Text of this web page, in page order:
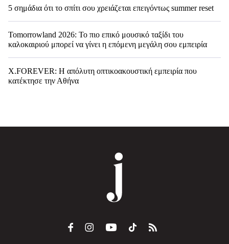
5 σημάδια ότι το σπίτι σου χρειάζεται επειγόντως summer reset
Tomorrowland 2026: Το πιο επικό μουσικό ταξίδι του
καλοκαιριού μπορεί να γίνει η επόμενη μεγάλη σου εμπειρία
X.FOREVER: Η απόλυτη οπτικοακουστική εμπειρία που
κατέκτησε την Αθήνα